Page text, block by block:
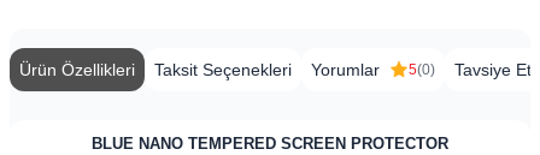
Ürün Özellikleri Taksit Seçenekleri Yorumlar 5(0) Tavsiye Et
BLUE NANO TEMPERED SCREEN PROTECTOR